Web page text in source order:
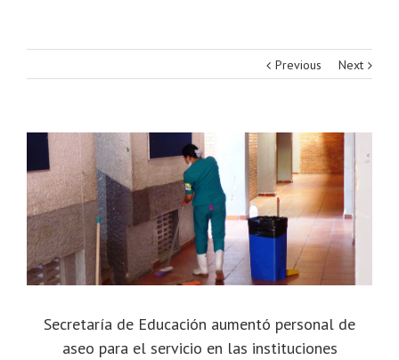
Previous Next
Secretaría de Educación aumentó personal de
aseo para el servicio en las instituciones